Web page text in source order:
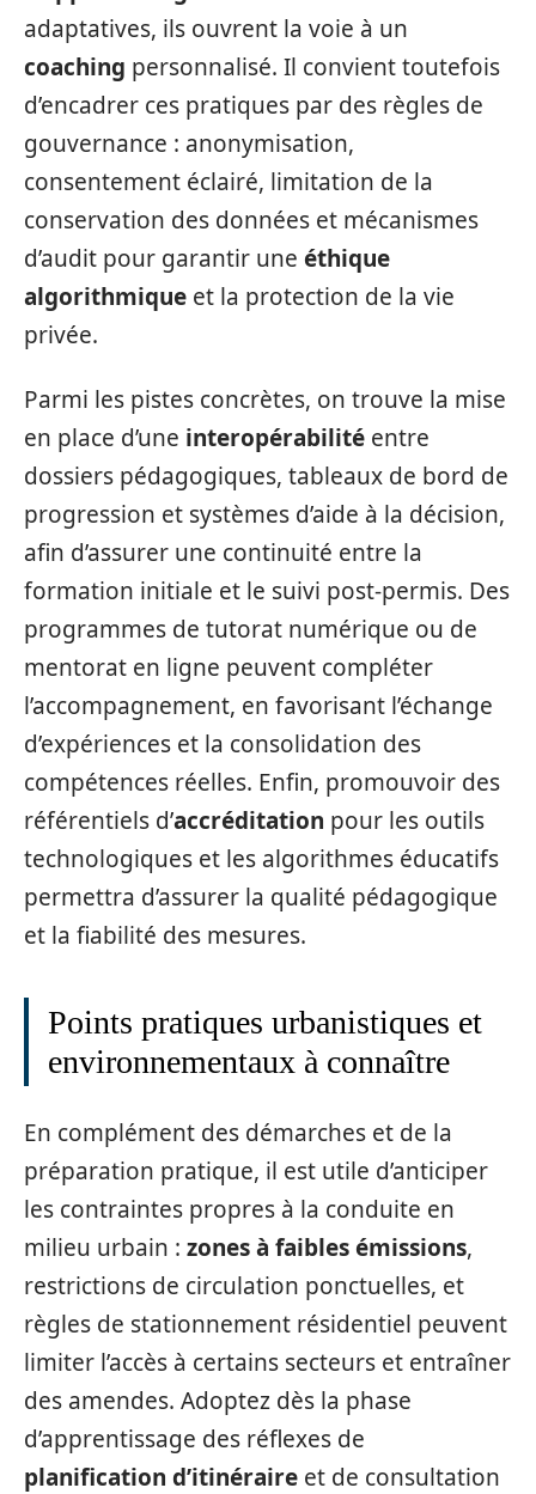
adaptatives, ils ouvrent la voie à un
coaching personnalisé. Il convient toutefois
d’encadrer ces pratiques par des règles de
gouvernance : anonymisation,
consentement éclairé, limitation de la
conservation des données et mécanismes
d’audit pour garantir une éthique
algorithmique et la protection de la vie
privée.
Parmi les pistes concrètes, on trouve la mise
en place d’une interopérabilité entre
dossiers pédagogiques, tableaux de bord de
progression et systèmes d’aide à la décision,
afin d’assurer une continuité entre la
formation initiale et le suivi post‑permis. Des
programmes de tutorat numérique ou de
mentorat en ligne peuvent compléter
l’accompagnement, en favorisant l’échange
d’expériences et la consolidation des
compétences réelles. Enfin, promouvoir des
référentiels d’accréditation pour les outils
technologiques et les algorithmes éducatifs
permettra d’assurer la qualité pédagogique
et la fiabilité des mesures.
Points pratiques urbanistiques et
environnementaux à connaître
En complément des démarches et de la
préparation pratique, il est utile d’anticiper
les contraintes propres à la conduite en
milieu urbain : zones à faibles émissions,
restrictions de circulation ponctuelles, et
règles de stationnement résidentiel peuvent
limiter l’accès à certains secteurs et entraîner
des amendes. Adoptez dès la phase
d’apprentissage des réflexes de
planification d’itinéraire et de consultation